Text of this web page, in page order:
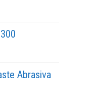
Abrasiva